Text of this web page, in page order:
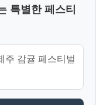
특별한 페스티
주 감귤 페스티벌